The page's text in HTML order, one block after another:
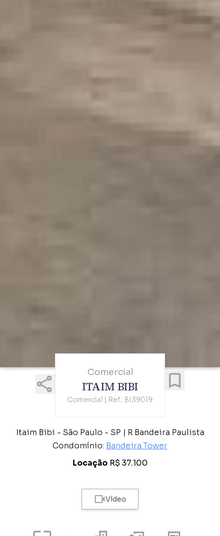
Comercial
ITAIM BIBI
Comercial | Ref.: BI39019
Itaim Bibi - São Paulo - SP | R Bandeira Paulista
Condomínio: Bandeira Tower
LocaçãoR$ 37.100
Vídeo